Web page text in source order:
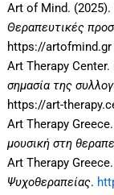
Art of Mind. (2025).
Θεραπευτικές
https://artofmind.gr
Art Therapy Center.
σημασία της
https://art-
Art Therapy
μουσική στη
Art Therapy
Ψυχοθεραπείας.